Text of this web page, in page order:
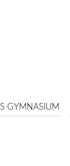
GYMNASIUM